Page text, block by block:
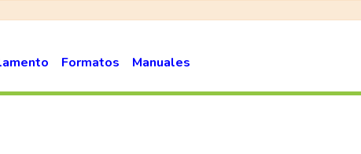
Formatos Manuales